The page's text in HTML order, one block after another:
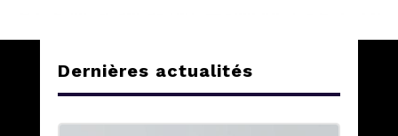
Dernières actualités